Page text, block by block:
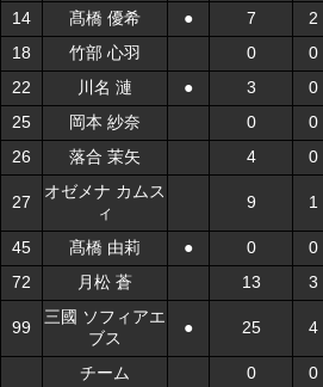
14
髙橋 優希
●
18
竹部 心羽
22
川名 漣
●
25
岡本 紗奈
26
落合 茉矢
27
オゼメナ カムス
ィ
45
髙橋 由莉
●
72
月松 蒼
99
三國 ソフィアエ
ブス
●
チーム
14
髙橋 優希 ● 7 2
18
竹部 心羽 0 0
22
川名 漣 ● 3 0
25
岡本 紗奈 0 0
26
落合 茉矢 4 0
27
オゼメナ カムス
ィ
9 1
45 髙橋 由莉 ● 0 0
72
月松 蒼 13 3
99
三國 ソフィアエ
ブス
● 25 4
チーム 0 0